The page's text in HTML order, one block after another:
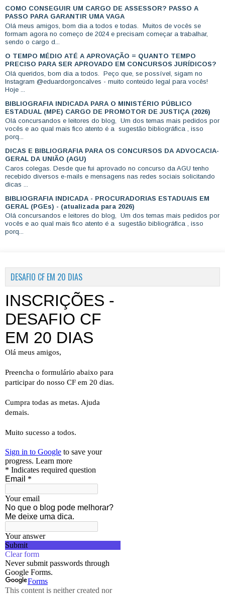
COMO CONSEGUIR UM CARGO DE ASSESSOR? PASSO A
PASSO PARA GARANTIR UMA VAGA
Olá meus amigos, bom dia a todos e todas. Muitos de vocês se
formam agora no começo de 2024 e precisam começar a trabalhar,
sendo o cargo d...
O TEMPO MÉDIO ATÉ A APROVAÇÃO = QUANTO TEMPO
PRECISO PARA SER APROVADO EM CONCURSOS JURÍDICOS?
Olá queridos, bom dia a todos. Peço que, se possível, sigam no
Instagram @eduardorgoncalves - muito conteúdo legal para vocês!
Hoje ...
BIBLIOGRAFIA INDICADA PARA O MINISTÉRIO PÚBLICO
ESTADUAL (MPE) CARGO DE PROMOTOR DE JUSTIÇA (2026)
Olá concursandos e leitores do blog, Um dos temas mais pedidos por
vocês e ao qual mais fico atento é a sugestão bibliográfica , isso
porq...
DICAS E BIBLIOGRAFIA PARA OS CONCURSOS DA ADVOCACIA-
GERAL DA UNIÃO (AGU)
Caros colegas. Desde que fui aprovado no concurso da AGU tenho
recebido diversos e-mails e mensagens nas redes sociais solicitando
dicas ...
BIBLIOGRAFIA INDICADA - PROCURADORIAS ESTADUAIS EM
GERAL (PGEs) - (atualizada para 2026)
Olá concursandos e leitores do blog, Um dos temas mais pedidos por
vocês e ao qual mais fico atento é a sugestão bibliográfica , isso
porq...
DESAFIO CF EM 20 DIAS